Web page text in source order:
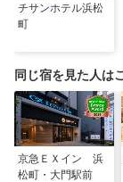
チサンホテル浜松
町
同じ宿を見た人は
京急ＥＸイン 浜
松町・大門駅前